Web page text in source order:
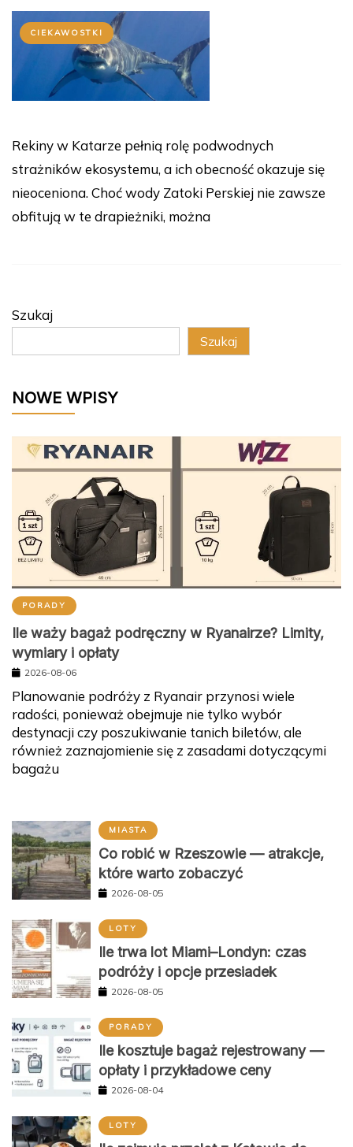
CIEKAWOSTKI
Rekiny w Katarze pełnią rolę podwodnych
strażników ekosystemu, a ich obecność okazuje się
nieoceniona. Choć wody Zatoki Perskiej nie zawsze
obfitują w te drapieżniki, można
Szukaj
Szukaj
NOWE WPISY
PORADY
Ile waży bagaż podręczny w Ryanairze? Limity,
wymiary i opłaty
2026-08-06
Planowanie podróży z Ryanair przynosi wiele
radości, ponieważ obejmuje nie tylko wybór
destynacji czy poszukiwanie tanich biletów, ale
również zaznajomienie się z zasadami dotyczącymi
bagażu
MIASTA
Co robić w Rzeszowie — atrakcje,
które warto zobaczyć
2026-08-05
LOTY
Ile trwa lot Miami–Londyn: czas
podróży i opcje przesiadek
2026-08-05
PORADY
Ile kosztuje bagaż rejestrowany —
opłaty i przykładowe ceny
2026-08-04
LOTY